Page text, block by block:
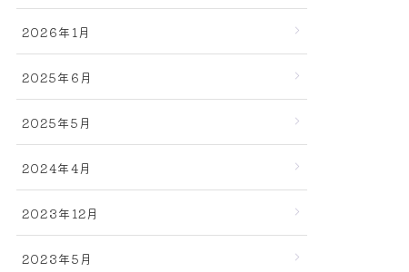
2026年1月
2025年6月
2025年5月
2024年4月
2023年12月
2023年5月